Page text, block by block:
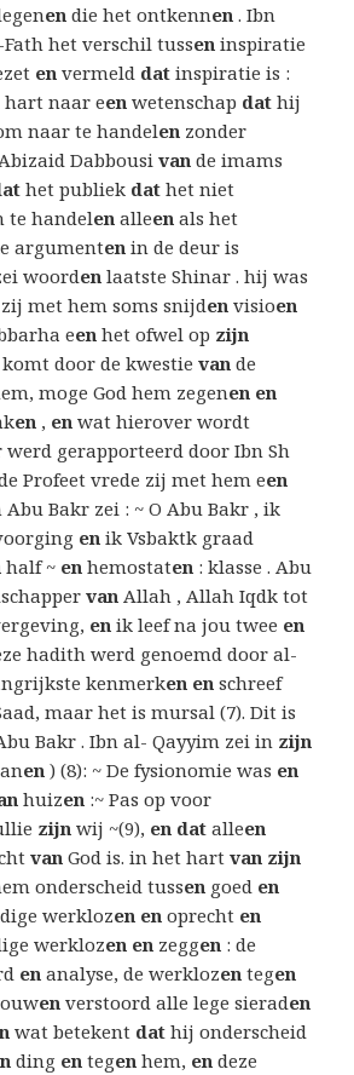
en die het ontkennen . Ibn
het verschil tussen inspiratie
en vermeld dat inspiratie is :
hart naar een wetenschap dat hij
naar te handelen zonder
Dabbousivan de imams
het publiek dat het niet
te handelen alleen als het
argumenten in de deur is
woorden laatste Shinar . hij was
met hem soms snijden visioen
een het ofwel op zijn
door de kwestievan de
moge God hem zegenen en
en , en wat hierover wordt
gerapporteerd door Ibn Sh
Profeet vrede zij met hem een
Abu Bakr zei : ~ O Abu Bakr , ik
en ik Vsbaktk graad
half ~ en hemostaten : klasse . Abu
van Allah , Allah Iqdk tot
en ik leef na jou twee en
hadith werd genoemd door al-
kenmerken en schreef
maar het is mursal (7). Dit is
Bakr . Ibn al- Qayyim zei in zijn
en ) (8): ~ De fysionomie was en
huizen :~ Pas op voor
zijn wij ~(9), en dat alleen
van God is. in het hartvan zijn
onderscheid tussen goed en
werklozen en oprecht en
werklozen en zeggen : de
en analyse, de werklozen tegen
en verstoord alle lege sieraden
wat betekent dat hij onderscheid
ding en tegen hem, en deze